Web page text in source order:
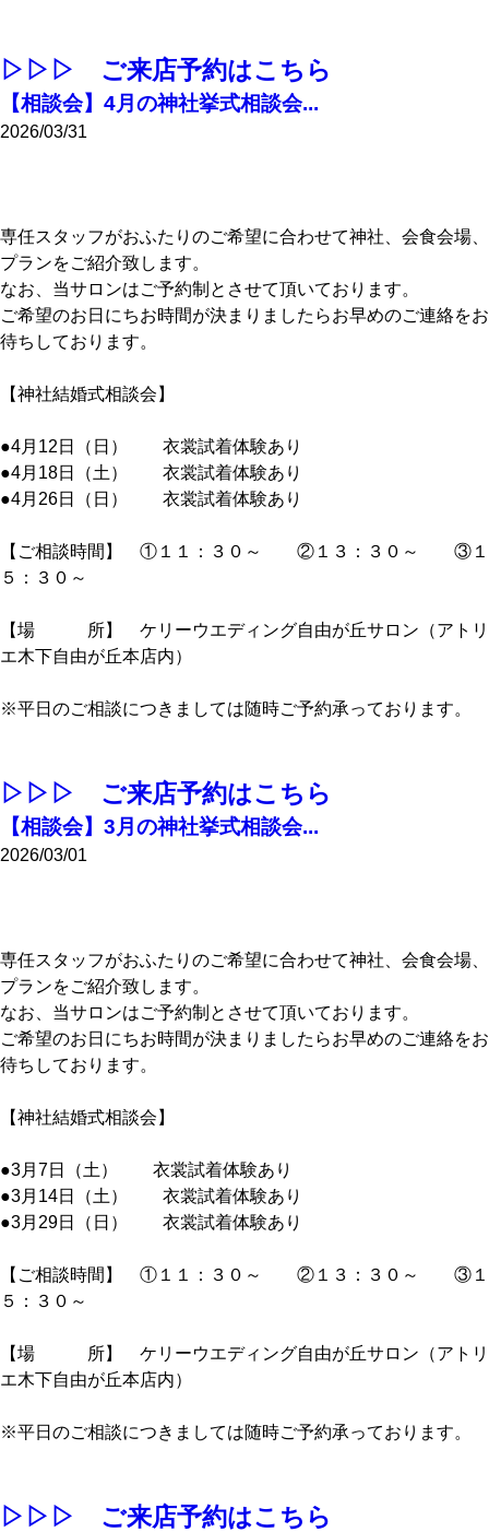
▷▷▷ ご来店予約はこちら
【相談会】4月の神社挙式相談会...
2026/03/31
専任スタッフがおふたりのご希望に合わせて神社、会食会場、
プランをご紹介致します。
なお、当サロンはご予約制とさせて頂いております。
ご希望のお日にちお時間が決まりましたらお早めのご連絡をお
待ちしております。
【神社結婚式相談会】
●4月12日（日） 衣裳試着体験あり
●4月18日（土） 衣裳試着体験あり
●4月26日（日） 衣裳試着体験あり
【ご相談時間】 ①１１：３０～ ②１３：３０～ ③１
５：３０～
【場 所】 ケリーウエディング自由が丘サロン（アトリ
エ木下自由が丘本店内）
※平日のご相談につきましては随時ご予約承っております。
▷▷▷ ご来店予約はこちら
【相談会】3月の神社挙式相談会...
2026/03/01
専任スタッフがおふたりのご希望に合わせて神社、会食会場、
プランをご紹介致します。
なお、当サロンはご予約制とさせて頂いております。
ご希望のお日にちお時間が決まりましたらお早めのご連絡をお
待ちしております。
【神社結婚式相談会】
●3月7日（土） 衣裳試着体験あり
●3月14日（土） 衣裳試着体験あり
●3月29日（日） 衣裳試着体験あり
【ご相談時間】 ①１１：３０～ ②１３：３０～ ③１
５：３０～
【場 所】 ケリーウエディング自由が丘サロン（アトリ
エ木下自由が丘本店内）
※平日のご相談につきましては随時ご予約承っております。
▷▷▷ ご来店予約はこちら